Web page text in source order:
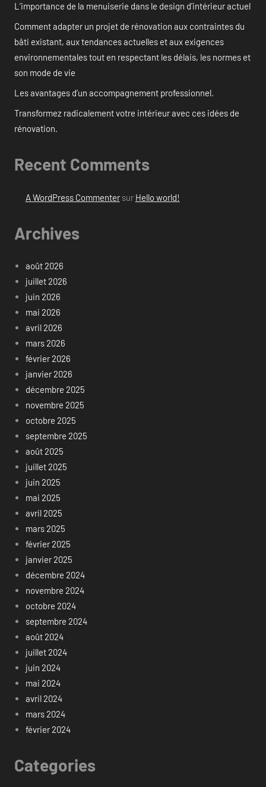
L’importance de la menuiserie dans le design d’intérieur actuel
Comment adapter un projet de rénovation aux contraintes du
bâti existant, aux tendances actuelles et aux exigences
environnementales tout en respectant les délais, les normes et
son mode de vie
Les avantages d’un accompagnement professionnel.
Transformez radicalement votre intérieur avec ces idées de
rénovation.
Recent Comments
A WordPress Commentersur Hello world!
Archives
août 2026
juillet 2026
juin 2026
mai 2026
avril 2026
mars 2026
février 2026
janvier 2026
décembre 2025
novembre 2025
octobre 2025
septembre 2025
août 2025
juillet 2025
juin 2025
mai 2025
avril 2025
mars 2025
février 2025
janvier 2025
décembre 2024
novembre 2024
octobre 2024
septembre 2024
août 2024
juillet 2024
juin 2024
mai 2024
avril 2024
mars 2024
février 2024
Categories